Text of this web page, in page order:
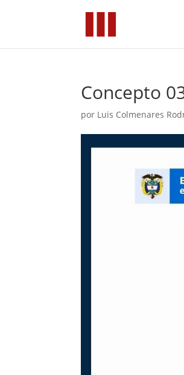
Concepto
por Luis Colmenares